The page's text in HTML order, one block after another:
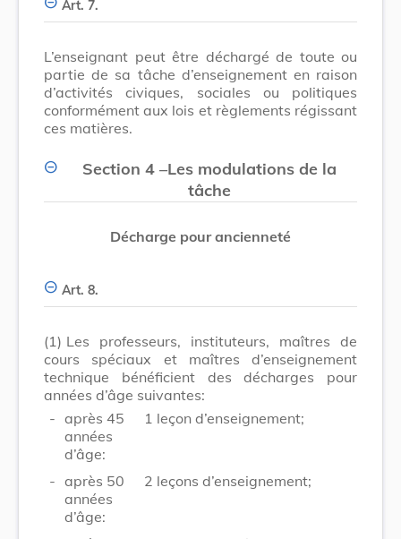
Art. 7.
L’enseignant peut être déchargé de toute ou
partie de sa tâche d’enseignement en raison
d’activités civiques, sociales ou politiques
conformément aux lois et règlements régissant
ces matières.
Section 4 –Les modulations de la
tâche
Décharge pour ancienneté
Art. 8.
(1) Les professeurs, instituteurs, maîtres de
cours spéciaux et maîtres d’enseignement
technique bénéficient des décharges pour
années d’âge suivantes:
- après 45
années
d’âge:
1 leçon d’enseignement;
- après 50
années
d’âge:
2 leçons d’enseignement;